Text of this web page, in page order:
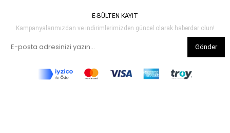
E-BÜLTEN KAYIT
Kampanyalarımızdan ve indirimlerimizden güncel olarak haberdar olun!
Gönder